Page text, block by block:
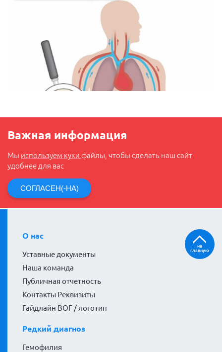
Важная информация
Мы используем куки файлы, чтобы сделать наш сайт
удобнее для вас
СОГЛАСЕН(-НА)
О нас
Уставные документы
Наша команда
Публичная отчетность
Контакты Реквизиты
Гайдлайн ВОГ / логотип
Редкий диагноз
Гемофилия
на
главную